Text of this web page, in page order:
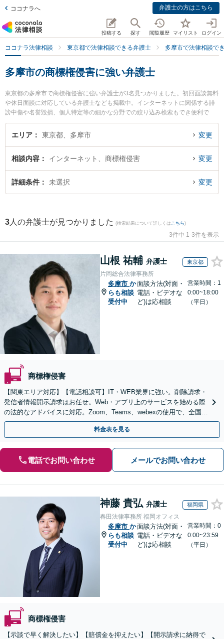
ココナラへ 弁護士の方はこちら
投稿する 探す 閲覧履歴 マイリスト ログイン
ココナラ法律相談 東京都で法律相談できる弁護士 多摩市で法律相談で
多摩市の商標権侵害に強い弁護士
東京都の多摩市で商標権侵害に強い弁護士が3名見つかりました。初回面談無料
や休日面談に対応している弁護士なども掲載中。インターネットに関係する誹
謗中傷や名誉毀損、個人特定等の細かな分野での絞り込み検索もでき便利で
す。特に古林法律事務所の古林 弘行弁護士や弁護士法人本間総合法律事務所 多
摩センターオフィスの本間 悟弁護士、村田・西山法律事務所の村田 望弁護士の
『商標権侵害のトラブル解決の実績豊富な近くの弁護士を検索したい』『初回
相談無料で商標権侵害を法律相談できる多摩市内の弁護士に相談予約したい』
などでお困りの相談者さんにおすすめです。
エリア 東京都、多摩市 変更
相談内容 インターネット、商標権侵害 変更
詳細条件 未選択 変更
3 人の弁護士が見つかりました (検索結果について詳しくは こちら)
3件中 1-3件を表示
山根 祐輔 弁護士 東京都
片岡総合法律事務所
多摩市 か
らも相談
受付中
面談方法(対面・
電話・ビデオな
ど)は応相談
営業時間：1
0:00~18:00
（平日）
商標権侵害
【関東エリア対応】【電話相談可】IT・WEB業界に強い。削除請求・
発信者情報開示請求はお任せ。Web・アプリ上のサービスを始める際
の法的なアドバイスに対応。Zoom、Teams、webexの使用で、全国か
らのご相談にも対応【平日夜間面談可】
料金表を見る
電話でお問い合わせ メールでお問い合わせ
神藤 貴弘 弁護士 福岡県
春田法律事務所 福岡オフィス
多摩市 か
らも相談
受付中
面談方法(対面・
電話・ビデオな
ど)は応相談
営業時間：0
0:00~23:59
（平日）
商標権侵害
【示談で早く解決したい】【賠償金を抑えたい】【開示請求に納得で